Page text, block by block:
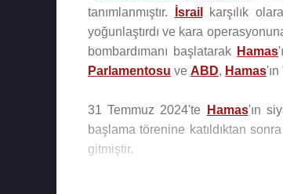
tanımlanmıştır.
İsrail karşılık
yoğunlaştırdı ve kara
bombardımanı başlatarak Hamas
Parlamentosu ve ABD, Hamas
31 Temmuz 2024'te Hamas'ın
başlama törenine katıldıktan
gitmiştir.